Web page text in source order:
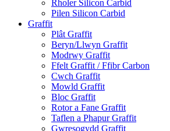
Rholer Silicon Carbid
Pilen Silicon Carbid
Graffit
Plât Graffit
Beryn/Llwyn Graffit
Modrwy Graffit
Ffelt Graffit / Ffibr Carbon
Cwch Graffit
Mowld Graffit
Bloc Graffit
Rotor a Fane Graffit
Taflen a Phapur Graffit
Gwresogydd Graffit